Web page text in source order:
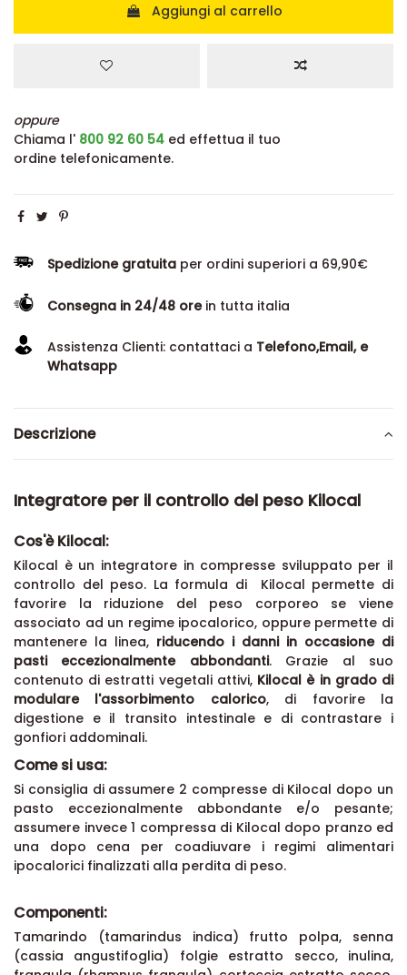
Aggiungi al carrello
oppure
Chiama l' 800 92 60 54 ed effettua il tuo
ordine telefonicamente.
Spedizione gratuita per ordini superiori a 69,90€
Consegna in 24/48 orein tutta italia
Assistenza Clienti: contattaci a Telefono,Email, e
Whatsapp
Descrizione
Integratore per il controllo del peso Kilocal
Cos'è Kilocal:
Kilocal è un integratore in compresse sviluppato per il
controllo del peso. La formula di Kilocal permette di
favorire la riduzione del peso corporeo se viene
associato ad un regime ipocalorico, oppure permette di
mantenere la linea, riducendo i danni in occasione di
pasti eccezionalmente abbondanti. Grazie al suo
contenuto di estratti vegetali attivi, Kilocal è in grado di
modulare l'assorbimento calorico, di favorire la
digestione e il transito intestinale e di contrastare i
gonfiori addominali.
Come si usa:
Si consiglia di assumere 2 compresse di Kilocal dopo un
pasto eccezionalmente abbondante e/o pesante;
assumere invece 1 compressa di Kilocal dopo pranzo ed
una dopo cena per coadiuvare i regimi alimentari
ipocalorici finalizzati alla perdita di peso.
Componenti:
Tamarindo (tamarindus indica) frutto polpa, senna
(cassia angustifoglia) folgie estratto secco, inulina,